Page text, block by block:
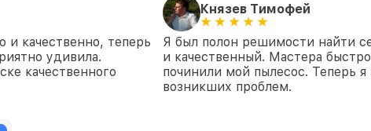
и качественно, теперь
удивила.
качественного
Князев Тимофей
Я был полон решимости найти
и качественный. Мастера
починили мой пылесос. Теперь
возникших проблем.